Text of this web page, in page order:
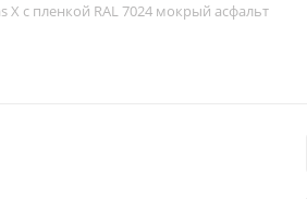
с пленкой RAL 7024 мокрый асфальт